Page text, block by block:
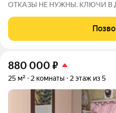
ОТКАЗЫ НЕ НУЖНЫ. КЛЮЧИ В
СДЕЛАТЬ СТУДИЮ. ВСЯ
ХОЗЯИНУ. РАССМОТРИМ ВСЕ
880 000 ₽
25 м² 2 комнаты 2 этаж из 5